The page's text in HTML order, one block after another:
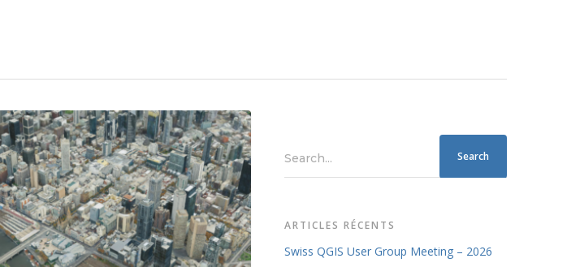
Search...
ARTICLES RÉCENTS
Swiss QGIS User Group Meeting – 2026